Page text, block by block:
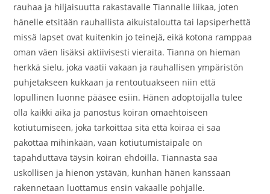
rauhaa ja hiljaisuutta rakastavalle Tiannalle liikaa, joten
hänelle etsitään rauhallista aikuistaloutta tai lapsiperhettä
missä lapset ovat kuitenkin jo teinejä, eikä kotona ramppaa
oman väen lisäksi aktiivisesti vieraita. Tianna on hieman
herkkä sielu, joka vaatii vakaan ja rauhallisen ympäristön
puhjetakseen kukkaan ja rentoutuakseen niin että
lopullinen luonne pääsee esiin. Hänen adoptoijalla tulee
olla kaikki aika ja panostus koiran omaehtoiseen
kotiutumiseen, joka tarkoittaa sitä että koiraa ei saa
pakottaa mihinkään, vaan kotiutumistaipale on
tapahduttava täysin koiran ehdoilla. Tiannasta saa
uskollisen ja hienon ystävän, kunhan hänen kanssaan
rakennetaan luottamus ensin vakaalle pohjalle.